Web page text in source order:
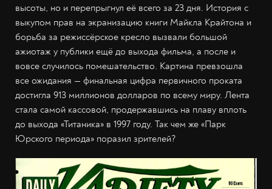
высоты, но и перепрыгнул её всего за 23 дня. История с
выкупом прав на экранизацию книги Майкла Крайтона и
борьба за режиссёрское кресло вызвали большой
ажиотаж у публики ещё до выхода фильма, а после и
вовсе случилось помешательство. Картина превзошла
все ожидания — финальная цифра первичного проката
достигла 913 миллионов долларов по всему миру. Лента
стала самой кассовой, продержавшись на плаву вплоть
до выхода «Титаника» в 1997 году. Так чем же «Парк
Юрского периода» поразил зрителей?